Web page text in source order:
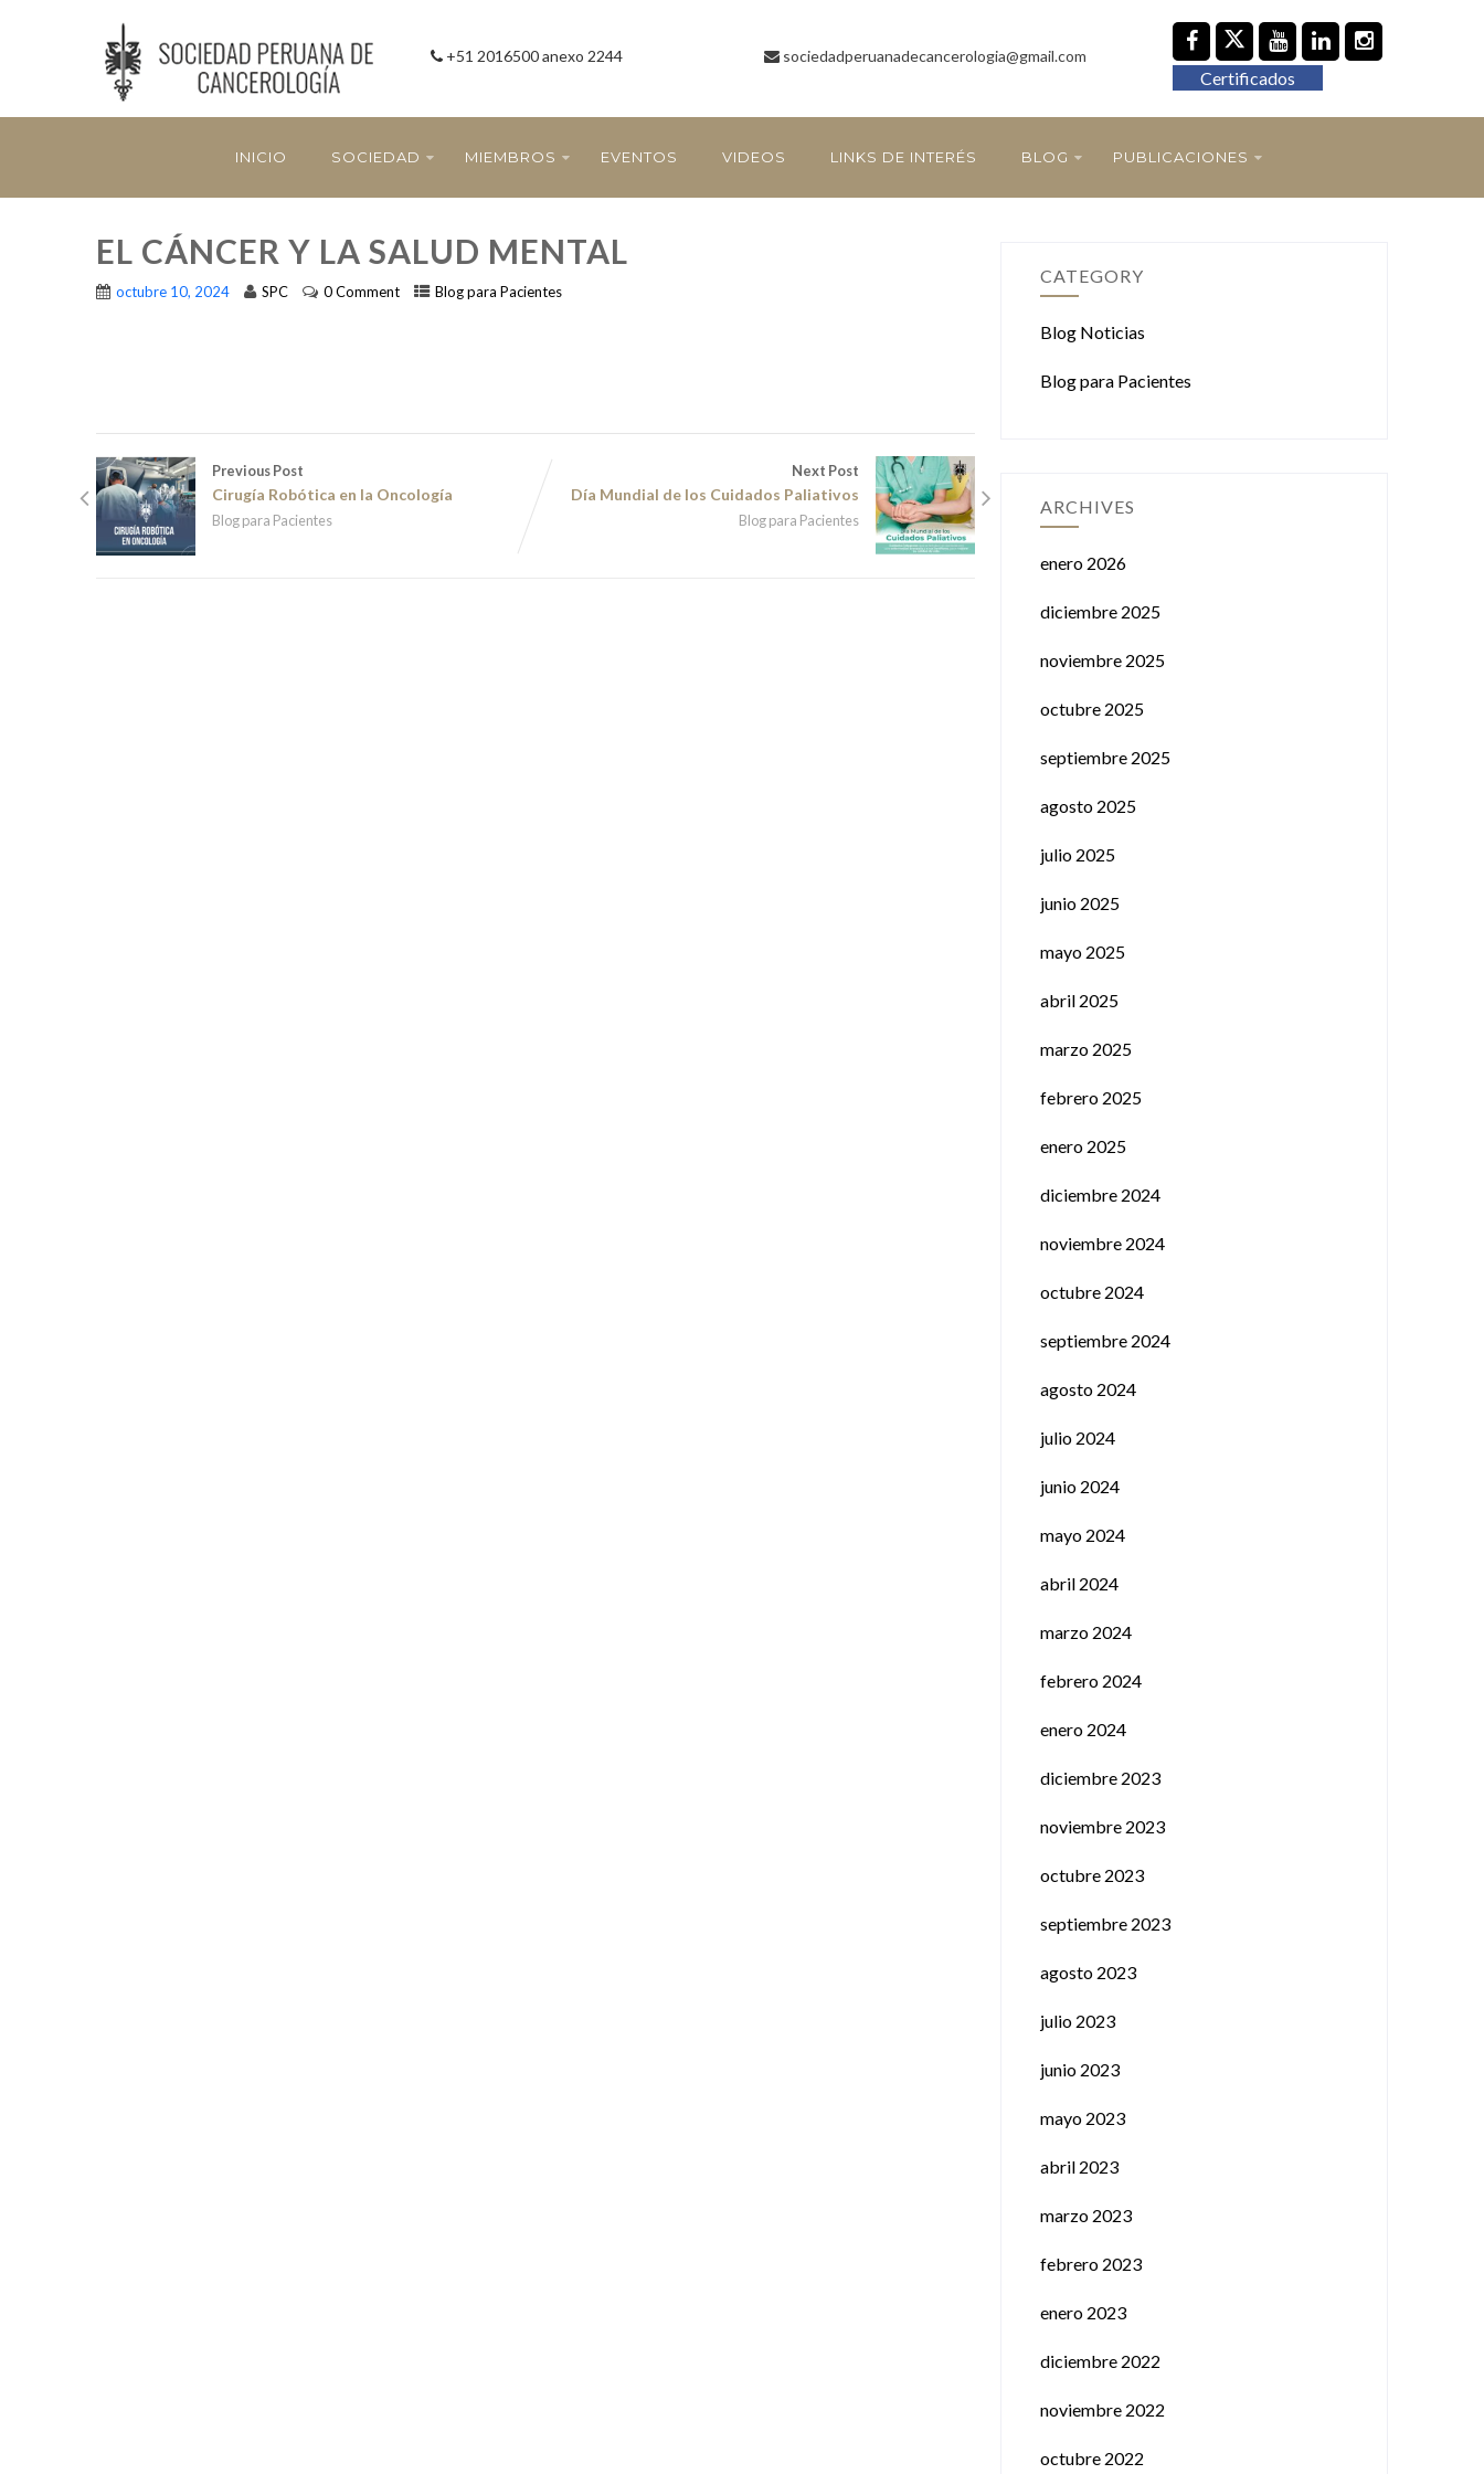
+51 2016500 anexo 2244 sociedadperuanadecancerologia@gmail.com
Certificados
INICIO SOCIEDAD MIEMBROS EVENTOS VIDEOS LINKS DE INTERÉS BLOG PUBLICACIONES
EL CÁNCER Y LA SALUD MENTAL
octubre 10, 2024 SPC 0 Comment Blog para Pacientes
Previous Post
Cirugía Robótica en la Oncología
Blog para Pacientes
Next Post
Día Mundial de los Cuidados Paliativos
Blog para Pacientes
CATEGORY
Blog Noticias
Blog para Pacientes
ARCHIVES
enero 2026
diciembre 2025
noviembre 2025
octubre 2025
septiembre 2025
agosto 2025
julio 2025
junio 2025
mayo 2025
abril 2025
marzo 2025
febrero 2025
enero 2025
diciembre 2024
noviembre 2024
octubre 2024
septiembre 2024
agosto 2024
julio 2024
junio 2024
mayo 2024
abril 2024
marzo 2024
febrero 2024
enero 2024
diciembre 2023
noviembre 2023
octubre 2023
septiembre 2023
agosto 2023
julio 2023
junio 2023
mayo 2023
abril 2023
marzo 2023
febrero 2023
enero 2023
diciembre 2022
noviembre 2022
octubre 2022